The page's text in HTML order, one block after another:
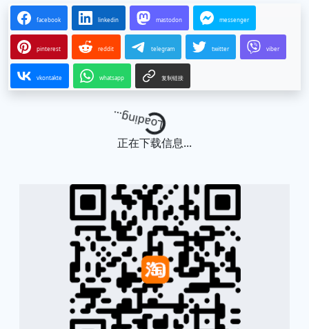
facebook linkedin mastodon messenger
pinterest reddit telegram twitter viber
vkontakte whatsapp 复制链接
Loading...
正在下载信息...